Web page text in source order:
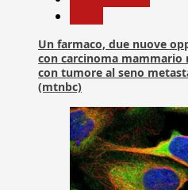
Un farmaco, due nuove
con carcinoma
con tumore al seno
(mtnbc)